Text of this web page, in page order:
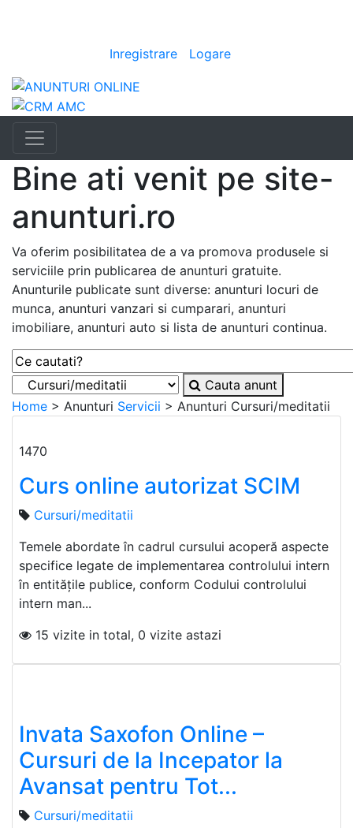
Inregistrare Logare
Bine ati venit pe site-
anunturi.ro
Va oferim posibilitatea de a va promova produsele si
serviciile prin publicarea de anunturi gratuite.
Anunturile publicate sunt diverse: anunturi locuri de
munca, anunturi vanzari si cumparari, anunturi
imobiliare, anunturi auto si lista de anunturi continua.
Cauta anunt
Home > Anunturi Servicii > Anunturi Cursuri/meditatii
1470
Curs online autorizat SCIM
Cursuri/meditatii
Temele abordate în cadrul cursului acoperă aspecte
specifice legate de implementarea controlului intern
în entitățile publice, conform Codului controlului
intern man...
15 vizite in total, 0 vizite astazi
Invata Saxofon Online –
Cursuri de la Incepator la
Avansat pentru Tot...
Cursuri/meditatii